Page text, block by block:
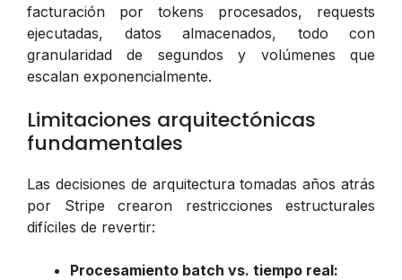
facturación por tokens procesados, requests
ejecutadas, datos almacenados, todo con
granularidad de segundos y volúmenes que
escalan exponencialmente.
Limitaciones arquitectónicas
fundamentales
Las decisiones de arquitectura tomadas años atrás
por Stripe crearon restricciones estructurales
difíciles de revertir:
Procesamiento batch vs. tiempo real: